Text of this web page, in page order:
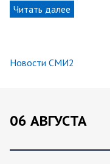
Читать далее
Новости СМИ2
06 АВГУСТА